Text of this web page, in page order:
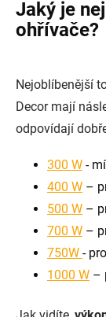
Jaký je
ohřívače?
Nejoblíbenější
Decor mají
odpovídají
300 W -
400 W –
500 W –
700 W –
750W -
1000 W –